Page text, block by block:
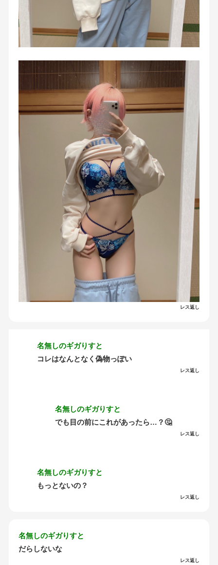
レス返し
名無しのギガりすと
コレはなんとなく偽物っぽい
レス返し
名無しのギガりすと
でも目の前にこれがあったら…？🤔
レス返し
名無しのギガりすと
もっとないの？
レス返し
名無しのギガりすと
だらしないな
レス返し